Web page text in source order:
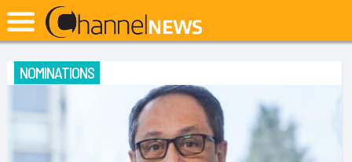
NOMINATIONS